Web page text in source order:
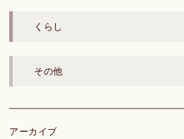
くらし
その他
アーカイブ